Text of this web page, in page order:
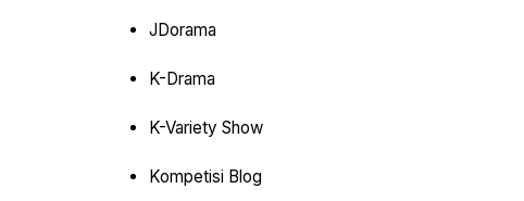
JDorama
K-Drama
K-Variety Show
Kompetisi Blog